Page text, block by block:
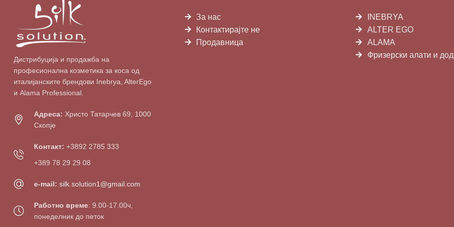
Дистрибуција и продажба на
професионална козметика за коса од
италијанските брендови Inebrya, AlterEgo
и Alama Professional.
Адреса: Христо Татарчев 69, 1000
Скопје
Контакт: +3892 2785 333
+389 78 29 29 08
e-mail: silk.solution1@gmail.com
Работно време: 9.00-17.00ч,
понеделник до петок
За нас
Контактирајте не
Продавница
INEBRYA
ALTER EGO
ALAMA
Фризерски алати и